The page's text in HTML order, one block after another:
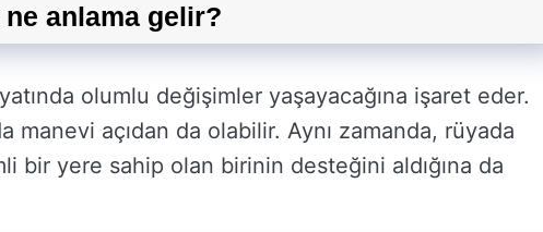
anlama gelir?
olumlu değişimler yaşayacağına işaret eder.
manevi açıdan da olabilir. Aynı zamanda, rüyada
bir yere sahip olan birinin desteğini aldığına da